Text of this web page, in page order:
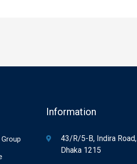
Information
43/R/5-B, Indira Road,
Dhaka 1215